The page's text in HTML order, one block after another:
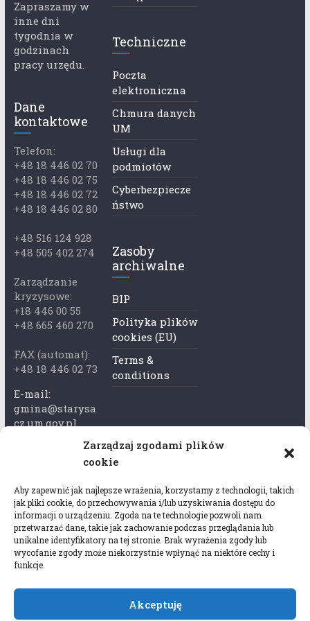
Zarządzaj zgodami plików
cookie
Aby zapewnić jak najlepsze wrażenia, korzystamy z technologii, takich
jak pliki cookie, do przechowywania i/lub uzyskiwania dostępu do
informacji o urządzeniu. Zgoda na te technologie pozwoli nam
przetwarzać dane, takie jak zachowanie podczas przeglądania lub
unikalne identyfikatory na tej stronie. Brak wyrażenia zgody lub
wycofanie zgody może niekorzystnie wpłynąć na niektóre cechy i
funkcje.
Akceptuję
Zapraszamy w
inne dni
tygodnia w
godzinach
pracy urzędu.
Dane
kontaktowe
Telefon:
+48 18 446 02 70
+48 18 446 02 75
+48 18 446 02 72
+48 18 446 02 80
+48 516 124 928
+48 505 402 274
Zarządzanie
kryzysowe:
+18 446 00 55
+48 665 460 270
FAX (automat):
+48 18 446 02 73
E-mail:
gmina@starysa
cz.um.gov.pl
Adres skrzynki
rytka
Adres do e-
Doręczeń:
AEL-97528-
78647-USWGJ-
Techniczne
Poczta
elektroniczna
Chmura danych
UM
Usługi dla
podmiotów
Cyberbezpiecze
ństwo
Zasoby
archiwalne
BIP
Polityka plików
cookies (EU)
Terms &
conditions